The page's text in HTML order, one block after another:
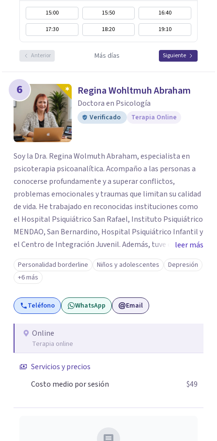
15:00 15:50
16:40
17:30
18:20 19:10
Anterior Más días Siguiente
6 Regina Wohltmuh Abraham
Doctora en Psicología
Verificado Terapia Online
Soy la Dra. Regina Wolmuth Abraham, especialista en
psicoterapia psicoanalítica. Acompaño a las personas a
conocerse profundamente y a superar conflictos,
problemas emocionales y traumas que limitan su calidad
de vida. He trabajado en reconocidas instituciones como
el Hospital Psiquiátrico San Rafael, Instituto Psiquiátrico
MENDAO, San Bernardino, Hospital Psiquiátrico Infantil y
el Centro de Integración Juvenil. Además, tuve el
privilegio de colaborar en comunidades como Olivar del
Conde y Xochimilco, lo que me permitió conocer diversas
realidades y necesidades.
leer más
Personalidad borderline Niños y adolescentes
Depresión
+6 más
Teléfono WhatsApp Email
Online
Terapia online
Servicios y precios
Costo medio por sesión
$49